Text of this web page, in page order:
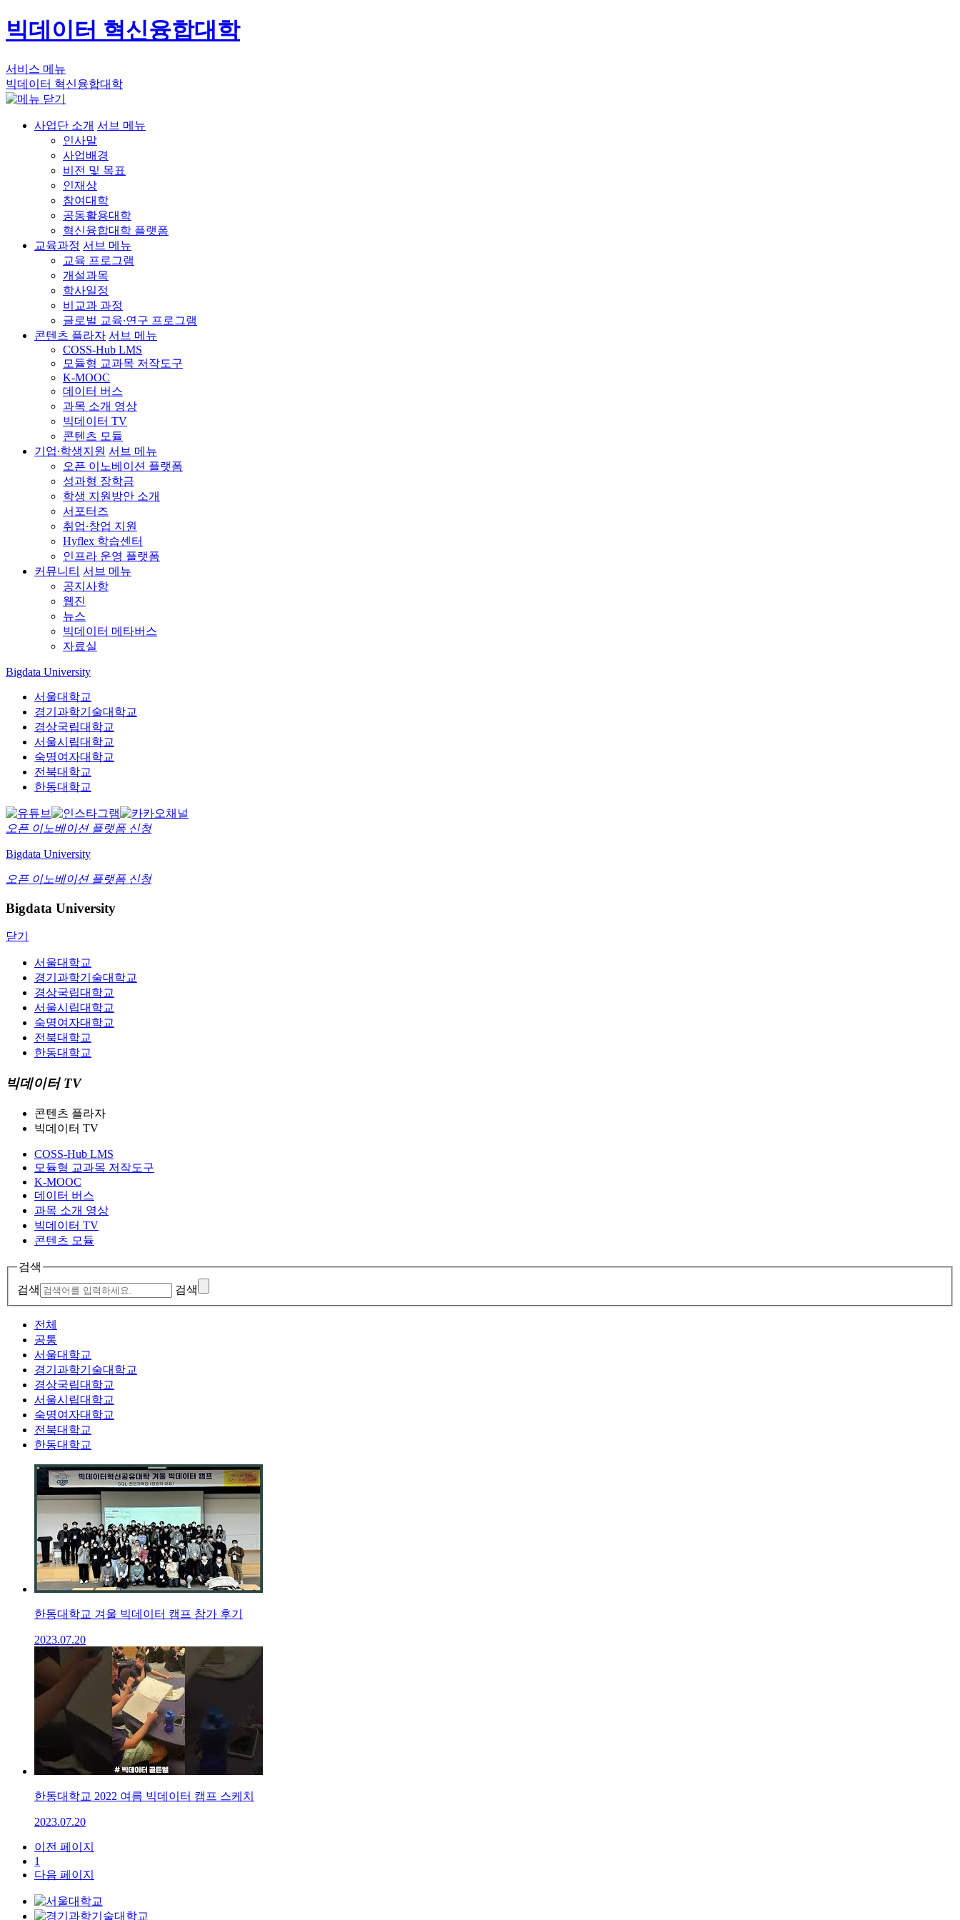
빅데이터 혁신융합대학
서비스 메뉴
빅데이터 혁신융합대학
사업단 소개 서브 메뉴
인사말
사업배경
비전 및 목표
인재상
참여대학
공동활용대학
혁신융합대학 플랫폼
교육과정 서브 메뉴
교육 프로그램
개설과목
학사일정
비교과 과정
글로벌 교육∙연구 프로그램
콘텐츠 플라자 서브 메뉴
COSS-Hub LMS
모듈형 교과목 저작도구
K-MOOC
데이터 버스
과목 소개 영상
빅데이터 TV
콘텐츠 모듈
기업∙학생지원 서브 메뉴
오픈 이노베이션 플랫폼
성과형 장학금
학생 지원방안 소개
서포터즈
취업∙창업 지원
Hyflex 학습센터
인프라 운영 플랫폼
커뮤니티 서브 메뉴
공지사항
웹진
뉴스
빅데이터 메타버스
자료실
Bigdata University
서울대학교
경기과학기술대학교
경상국립대학교
서울시립대학교
숙명여자대학교
전북대학교
한동대학교
오픈 이노베이션 플랫폼 신청
Bigdata University
오픈 이노베이션 플랫폼 신청
Bigdata University
닫기
서울대학교
경기과학기술대학교
경상국립대학교
서울시립대학교
숙명여자대학교
전북대학교
한동대학교
빅데이터 TV
콘텐츠 플라자
빅데이터 TV
COSS-Hub LMS
모듈형 교과목 저작도구
K-MOOC
데이터 버스
과목 소개 영상
빅데이터 TV
콘텐츠 모듈
검색
검색
검색
전체
공통
서울대학교
경기과학기술대학교
경상국립대학교
서울시립대학교
숙명여자대학교
전북대학교
한동대학교
한동대학교 겨울 빅데이터 캠프 참가 후기
2023.07.20
한동대학교 2022 여름 빅데이터 캠프 스케치
2023.07.20
이전 페이지
1
다음 페이지